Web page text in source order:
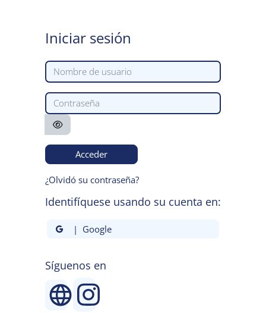
Iniciar sesión
Nombre de usuario
Contraseña
Acceder
¿Olvidó su contraseña?
Identifíquese usando su cuenta en:
| Google
Síguenos en